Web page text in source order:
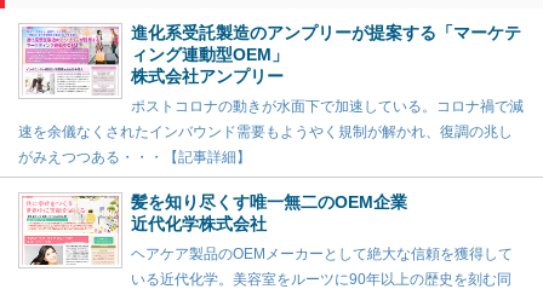
進化系受託製造のアンプリーが提案する「マーケテ
ィング連動型OEM」
株式会社アンプリー
ポストコロナの動きが水面下で加速している。コロナ禍で減
速を余儀なくされたインバウンド需要もようやく規制が解かれ、復調の兆し
がみえつつある・・・【記事詳細】
髪を知り尽くす唯一無二のOEM企業
近代化学株式会社
ヘアケア製品のOEMメーカーとして絶大な信頼を獲得して
いる近代化学。美容室をルーツに90年以上の歴史を刻む同